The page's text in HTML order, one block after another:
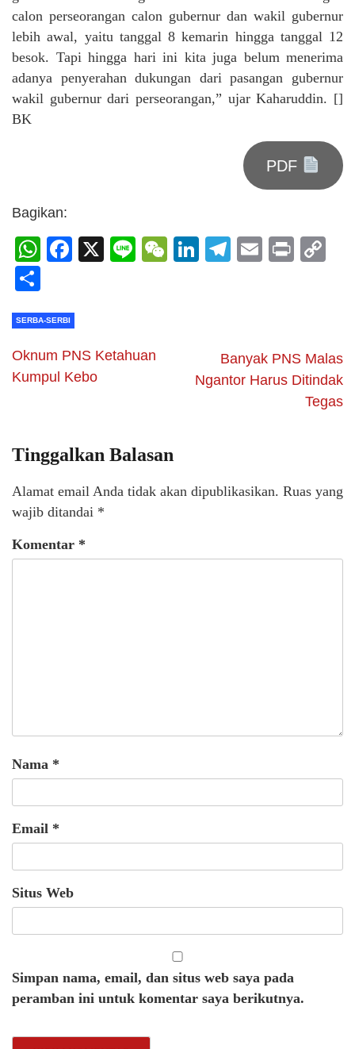
calon perseorangan calon gubernur dan wakil gubernur
lebih awal, yaitu tanggal 8 kemarin hingga tanggal 12
besok. Tapi hingga hari ini kita juga belum menerima
adanya penyerahan dukungan dari pasangan gubernur
wakil gubernur dari perseorangan,” ujar Kaharuddin. []
BK
PDF
Bagikan:
WhatsApp
Facebook
X LineWeChat
LinkedIn
Telegram
Email
Print
SERBA-SERBI
Oknum PNS Ketahuan
Kumpul Kebo
Banyak PNS Malas
Ngantor Harus Ditindak
Tegas
Tinggalkan Balasan
Alamat email Anda tidak akan dipublikasikan. Ruas yang
wajib ditandai *
Komentar *
Nama *
Email *
Situs Web
Simpan nama, email, dan situs web saya pada
peramban ini untuk komentar saya berikutnya.